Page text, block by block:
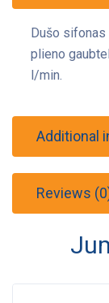
Dušo
plieno
l/min.
Additional
Reviews